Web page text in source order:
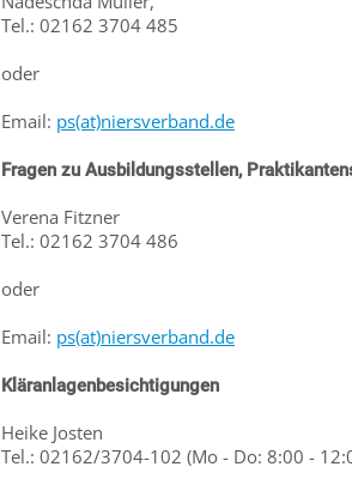
Tel.: 02162 3704 485
oder
Email: ps(at)niersverband.de
Fragen zu Ausbildungsstellen,
Verena Fitzner
Tel.: 02162 3704 486
oder
Email: ps(at)niersverband.de
Kläranlagenbesichtigungen
Heike Josten
Tel.: 02162/3704-102 (Mo - Do: 8:00 -